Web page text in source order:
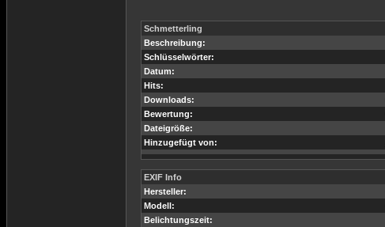
Schmetterling
Beschreibung:
Schlüsselwörter:
Datum:
Hits:
Downloads:
Bewertung:
Dateigröße:
Hinzugefügt von:
EXIF Info
Hersteller:
Modell:
Belichtungszeit: